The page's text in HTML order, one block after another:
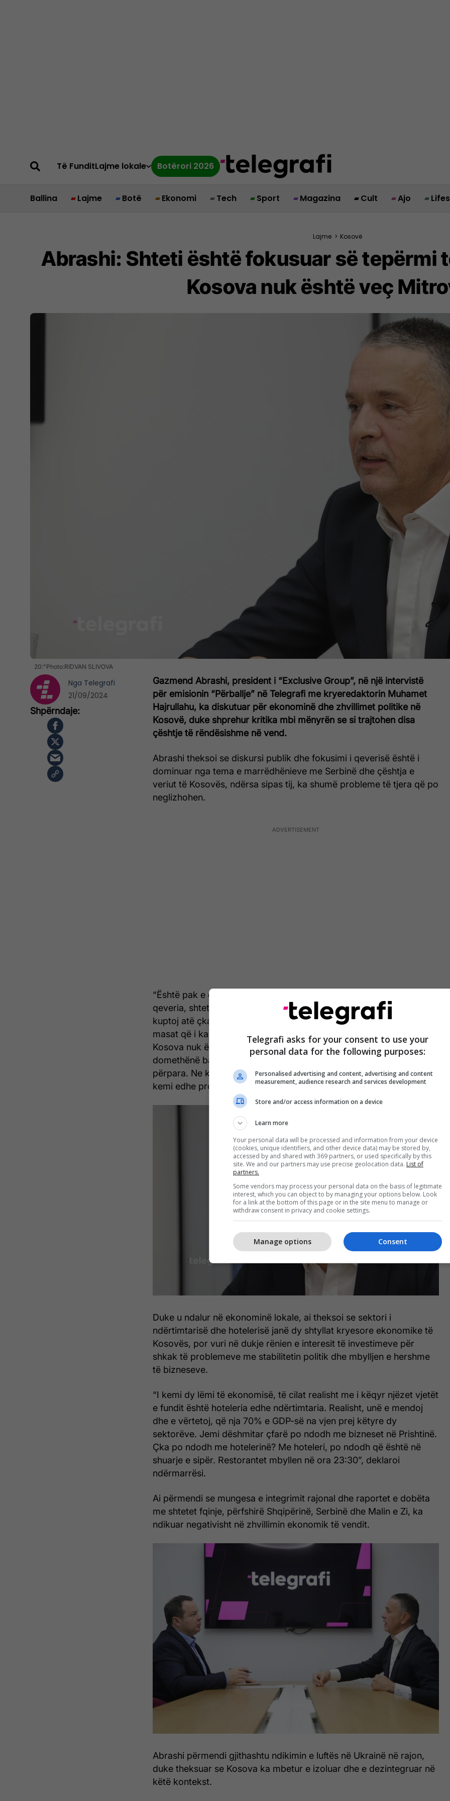
Të FunditLajme lokale Botërori 2026
Ballina Lajme Botë Ekonomi Tech Sport Magazina Cult Ajo
Lajme > Kosovë
Abrashi: Shteti është fokusuar së tepërmi
Kosova nuk është veç
20:"Photo:RIDVAN SLIVOVA
Gazmend Abrashi, president i “Exclusive Group”, në një intervistë
për emisionin “Përballje” në Telegrafi me kryeredaktorin Muhamet
Hajrullahu, ka diskutuar për ekonominë dhe zhvillimet politike në
Kosovë, duke shprehur kritika mbi mënyrën se si trajtohen disa
çështje të rëndësishme në vend.
Abrashi theksoi se diskursi publik dhe fokusimi i qeverisë është i
dominuar nga tema e marrëdhënieve me Serbinë dhe çështja e
veriut të Kosovës, ndërsa sipas tij, ka shumë probleme të tjera që po
neglizhohen.
“Është pak e çuditshme, nëse shikon në çfarë janë të përqendruar
qeveria, shteti, janë kryesisht tema dialogu, Serbia, veriu. Unë e
kuptoj atë çka ka ndodhë vitin e kaluar dhe e inkurajoj shtetin për
masat që i ka marrë për padinë që e kanë ngritë për Banjskën. Por
Kosova nuk është veç Mitrovicë, unë vetë Mitrovicali jam,
domethënë babë e babagjysh jemi të Mitrovicës, por duhet me ec
përpara. Ne kemi mbetur rob të një tregimit, vetëm Mitrovicës, por
kemi edhe probleme tjera”, deklaroi Abrashi.
Duke u ndalur në ekonominë lokale, ai theksoi se sektori i
ndërtimtarisë dhe hotelerisë janë dy shtyllat kryesore ekonomike të
Kosovës, por vuri në dukje rënien e interesit të investimeve për
shkak të problemeve me stabilitetin politik dhe mbylljen e hershme
të bizneseve.
“I kemi dy lëmi të ekonomisë, të cilat realisht me i këqyr njëzet vjetët
e fundit është hoteleria edhe ndërtimtaria. Realisht, unë e mendoj
dhe e vërtetoj, që nja 70% e GDP-së na vjen prej këtyre dy
sektorëve. Jemi dëshmitar çfarë po ndodh me bizneset në Prishtinë.
Çka po ndodh me hotelerinë? Me hoteleri, po ndodh që është në
shuarje e sipër. Restorantet mbyllen në ora 23:30”, deklaroi
ndërmarrësi.
Ai përmendi se mungesa e integrimit rajonal dhe raportet e dobëta
me shtetet fqinje, përfshirë Shqipërinë, Serbinë dhe Malin e Zi, ka
ndikuar negativisht në zhvillimin ekonomik të vendit.
Abrashi përmendi gjithashtu ndikimin e luftës në Ukrainë në rajon,
duke theksuar se Kosova ka mbetur e izoluar dhe e dezintegruar në
këtë kontekst.
Nga Telegrafi
21/09/2024
Telegrafi asks for your consent to use your
personal data for the following purposes:
Personalised advertising and content, advertising and content
measurement, audience research and services development
Store and/or access information on a device
Learn more
Your personal data will be processed and information from your device
(cookies, unique identifiers, and other device data) may be stored by,
accessed by and shared with 369 partners, or used specifically by this
site. We and our partners may use precise geolocation data. List of
partners.
Some vendors may process your personal data on the basis of legitimate
interest, which you can object to by managing your options below. Look
for a link at the bottom of this page or in the site menu to manage or
withdraw consent in privacy and cookie settings.
Consent
Manage options